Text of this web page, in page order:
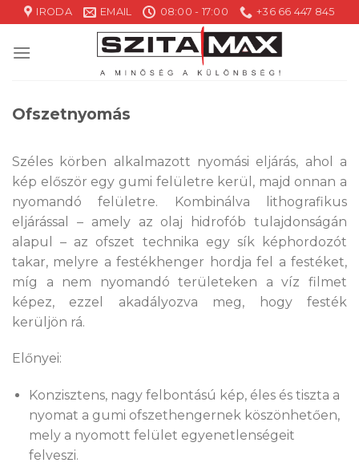
Skip
to
content
IRODA EMAIL 08:00 - 17:00 +36 66 447 845
Ofszetnyomás
Széles körben alkalmazott nyomási eljárás, ahol a
kép először egy gumi felületre kerül, majd onnan a
nyomandó felületre. Kombinálva lithografikus
eljárással – amely az olaj hidrofób tulajdonságán
alapul – az ofszet technika egy sík képhordozót
takar, melyre a festékhenger hordja fel a festéket,
míg a nem nyomandó területeken a víz filmet
képez, ezzel akadályozva meg, hogy festék
kerüljön rá.
Előnyei:
Konzisztens, nagy felbontású kép, éles és tiszta a
nyomat a gumi ofszethengernek köszönhetően,
mely a nyomott felület egyenetlenségeit
felveszi.